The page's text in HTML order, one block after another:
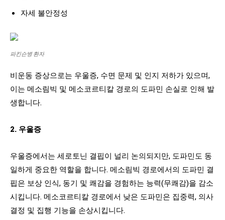
자세 불안정성
파킨슨병 환자
비운동 증상으로는 우울증, 수면 문제 및 인지 저하가 있으며,
이는 메소림빅 및 메소코르티칼 경로의 도파민 손실로 인해 발
생합니다.
2. 우울증
우울증에서는 세로토닌 결핍이 널리 논의되지만, 도파민도 동
일하게 중요한 역할을 합니다. 메소림빅 경로에서의 도파민 결
핍은 보상 인식, 동기 및 쾌감을 경험하는 능력(무쾌감)을 감소
시킵니다. 메소코르티칼 경로에서 낮은 도파민은 집중력, 의사
결정 및 집행 기능을 손상시킵니다.